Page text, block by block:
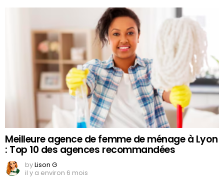
Meilleure agence de femme de ménage à Lyon
: Top 10 des agences recommandées
byLison G
il y a environ 6 mois